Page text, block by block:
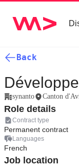
Back
synanto Canton
Role details
Contract type
Permanent contract
Languages
French
Job location